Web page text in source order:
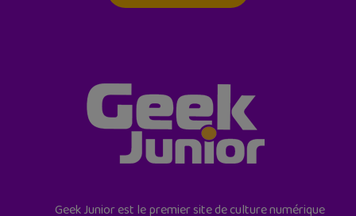
Geek Junior est le premier site de culture numérique